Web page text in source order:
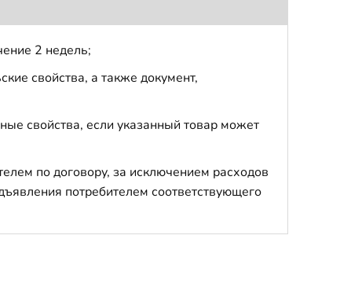
2 недель;
свойства, а также документ,
свойства, если указанный товар может
по договору, за исключением расходов
потребителем соответствующего